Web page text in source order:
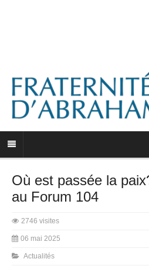
Où est passée la
au Forum 104
2746 visites
06 mai 2025
Actualités